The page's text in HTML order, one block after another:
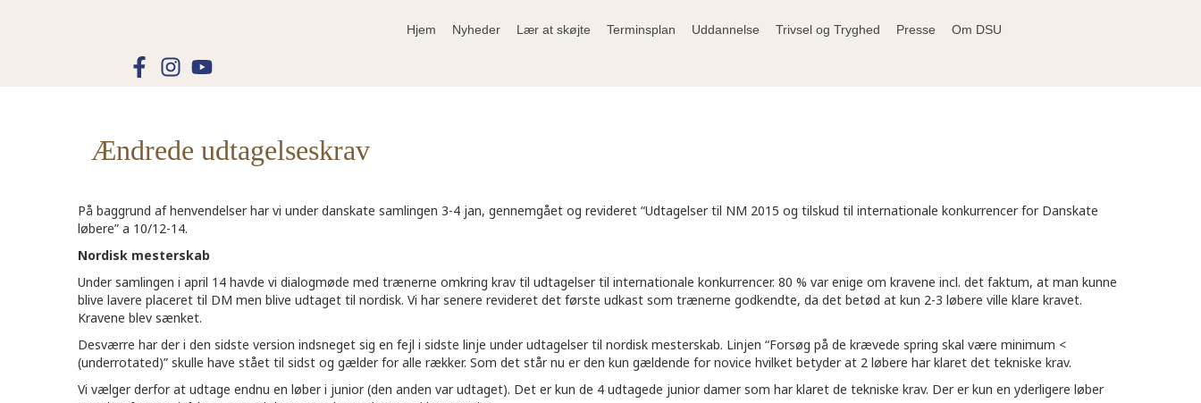
Hjem Nyheder Lær at skøjte Terminsplan Uddannelse Trivsel og Tryghed Presse Om DSU
Ændrede udtagelseskrav
På baggrund af henvendelser har vi under danskate samlingen 3-4 jan, gennemgået og revideret “Udtagelser til NM 2015 og tilskud til internationale konkurrencer for Danskate
løbere” a 10/12-14.
Nordisk mesterskab
Under samlingen i april 14 havde vi dialogmøde med trænerne omkring krav til udtagelser til internationale konkurrencer. 80 % var enige om kravene incl. det faktum, at man kunne
blive lavere placeret til DM men blive udtaget til nordisk. Vi har senere revideret det første udkast som trænerne godkendte, da det betød at kun 2-3 løbere ville klare kravet.
Kravene blev sænket.
Desværre har der i den sidste version indsneget sig en fejl i sidste linje under udtagelser til nordisk mesterskab. Linjen “Forsøg på de krævede spring skal være minimum <
(underrotated)” skulle have stået til sidst og gælder for alle rækker. Som det står nu er den kun gældende for novice hvilket betyder at 2 løbere har klaret det tekniske krav.
Vi vælger derfor at udtage endnu en løber i junior (den anden var udtaget). Det er kun de 4 udtagede junior damer som har klaret de tekniske krav. Der er kun en yderligere løber